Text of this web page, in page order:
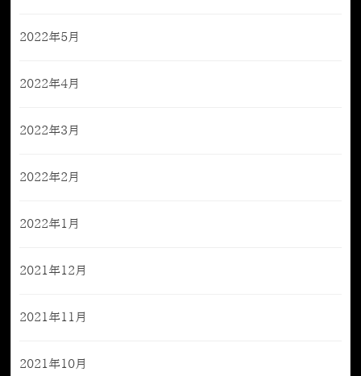
2022年5月
2022年4月
2022年3月
2022年2月
2022年1月
2021年12月
2021年11月
2021年10月